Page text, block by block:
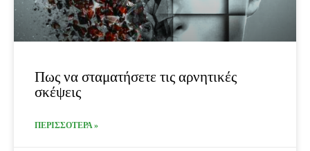
Πως να σταματήσετε τις αρνητικές
σκέψεις
ΠΕΡΙΣΣΟΤΕΡΑ »